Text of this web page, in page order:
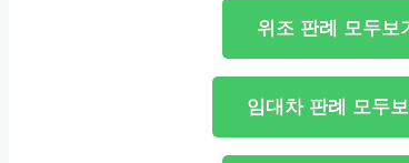
위조 판례 모두보
임대차 판례 모두보